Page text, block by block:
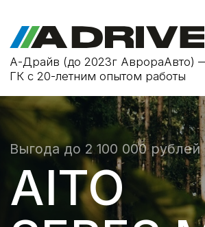
А-Драйв (до 2023г АврораАвто) —
AITO
SERES M5
в Орле
Выгода до 2 100 000 рублей